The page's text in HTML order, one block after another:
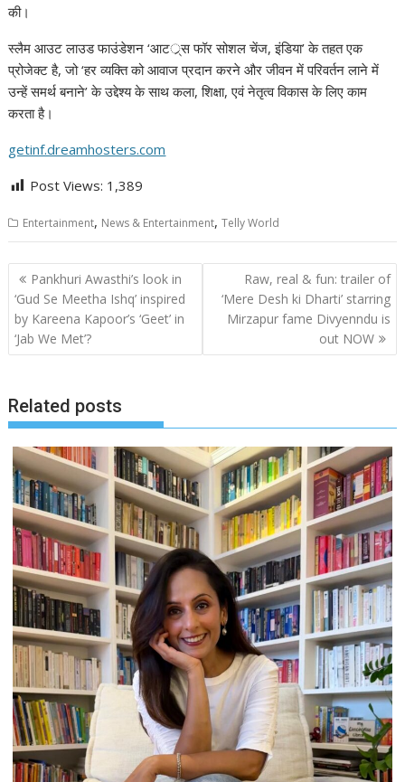
की।
स्लैम आउट लाउड फाउंडेशन ‘आटर््स फॉर सोशल चेंज, इंडिया’ के तहत एक
प्रोजेक्ट है, जो ‘हर व्यक्ति को आवाज प्रदान करने और जीवन में परिवर्तन लाने में
उन्हें समर्थ बनाने’ के उद्देश्य के साथ कला, शिक्षा, एवं नेतृत्व विकास के लिए काम
करता है।
getinf.dreamhosters.com
Post Views: 1,389
Entertainment, News & Entertainment,Telly World
Post
navigation
Pankhuri Awasthi’s look in
‘Gud Se Meetha Ishq’ inspired
by Kareena Kapoor’s ‘Geet’ in
‘Jab We Met’?
Raw, real & fun: trailer of
‘Mere Desh ki Dharti’ starring
Mirzapur fame Divyenndu is
out NOW
Related posts